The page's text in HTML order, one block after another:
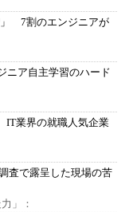
」 7割のエンジニアが
ニア自主学習のハード
業界の就職人気企業
査で露呈した現場の苦
」：